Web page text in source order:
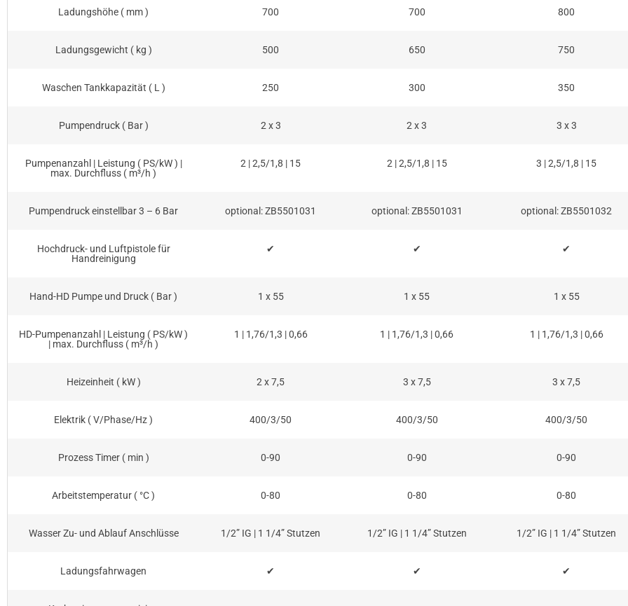
Ladungshöhe ( mm ) 700 700 800
Ladungsgewicht ( kg ) 500 650 750
Waschen Tankkapazität ( L ) 250 300 350
Pumpendruck ( Bar ) 2 x 3 2 x 3 3 x 3
Pumpenanzahl | Leistung ( PS/kW ) |
max. Durchfluss ( m³/h )
2 | 2,5/1,8 | 15 2 | 2,5/1,8 | 15 3 | 2,5/1,8 | 15
Pumpendruck einstellbar 3 – 6 Bar optional: ZB5501031 optional: ZB5501031 optional: ZB5501032
Hochdruck- und Luftpistole für
Handreinigung
✔ ✔ ✔
Hand-HD Pumpe und Druck ( Bar ) 1 x 55 1 x 55 1 x 55
HD-Pumpenanzahl | Leistung ( PS/kW )
| max. Durchfluss ( m³/h )
1 | 1,76/1,3 | 0,66 1 | 1,76/1,3 | 0,66 1 | 1,76/1,3 | 0,66
Heizeinheit ( kW ) 2 x 7,5 3 x 7,5 3 x 7,5
Elektrik ( V/Phase/Hz ) 400/3/50 400/3/50 400/3/50
Prozess Timer ( min ) 0-90 0-90 0-90
Arbeitstemperatur ( °C ) 0-80 0-80 0-80
Wasser Zu- und Ablauf Anschlüsse 1/2” IG | 1 1/4” Stutzen 1/2” IG | 1 1/4” Stutzen 1/2” IG | 1 1/4” Stutzen
Ladungsfahrwagen ✔ ✔ ✔